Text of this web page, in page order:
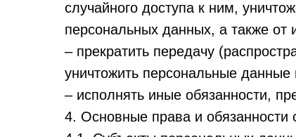
случайного доступа к ним,
персональных данных, а также
– прекратить передачу
уничтожить персональные
– исполнять иные обязанности,
4. Основные права и обязанности